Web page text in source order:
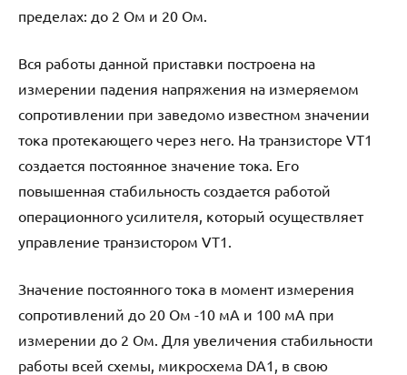
пределах: до 2 Ом и 20 Ом.
Вся работы данной приставки построена на
измерении падения напряжения на измеряемом
сопротивлении при заведомо известном значении
тока протекающего через него. На транзисторе VT1
создается постоянное значение тока. Его
повышенная стабильность создается работой
операционного усилителя, который осуществляет
управление транзистором VT1.
Значение постоянного тока в момент измерения
сопротивлений до 20 Ом -10 мА и 100 мА при
измерении до 2 Ом. Для увеличения стабильности
работы всей схемы, микросхема DA1, в свою